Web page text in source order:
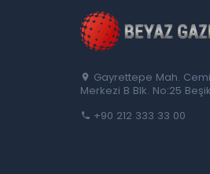
Gayrettepe Mah.
Merkezi B Blk. No:25
+90 212 333 33 00